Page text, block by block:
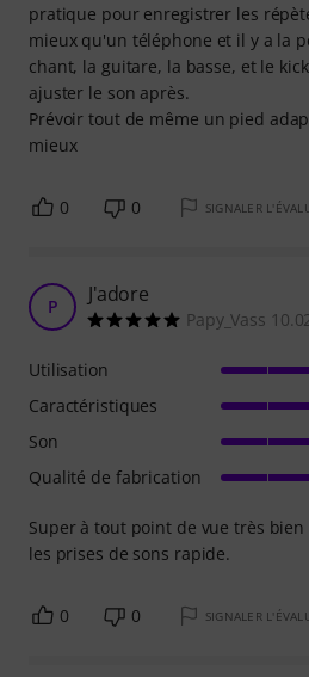
pratique pour enregistrer les
mieux qu'un téléphone et il y a la
chant, la guitare, la basse, et le
ajuster le son après.
Prévoir tout de même un pied
mieux
0 0 SIGNALER
P J'adore
Papy_Vass
Super à tout point de vue très
les prises de sons rapide.
Utilisation
Caractéristiques
Son
Qualité de fabrication
0 0 SIGNALER